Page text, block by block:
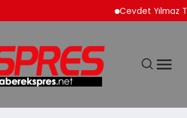
Cevdet Yılmaz